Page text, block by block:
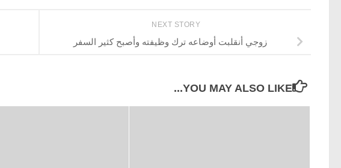
NEXT STORY
زوجي أنقلبت أوضاعه ترك وظيفته وأصبح كثير السفر
YOU MAY ALSO LIKE...